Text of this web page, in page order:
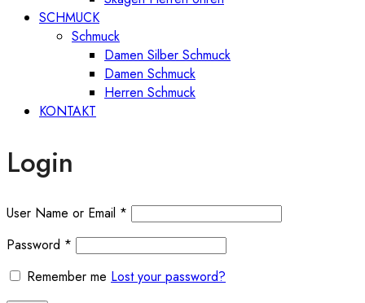
SCHMUCK
Schmuck
Damen Silber Schmuck
Damen Schmuck
Herren Schmuck
KONTAKT
Login
User Name or Email *
Password *
Remember me Lost your password?